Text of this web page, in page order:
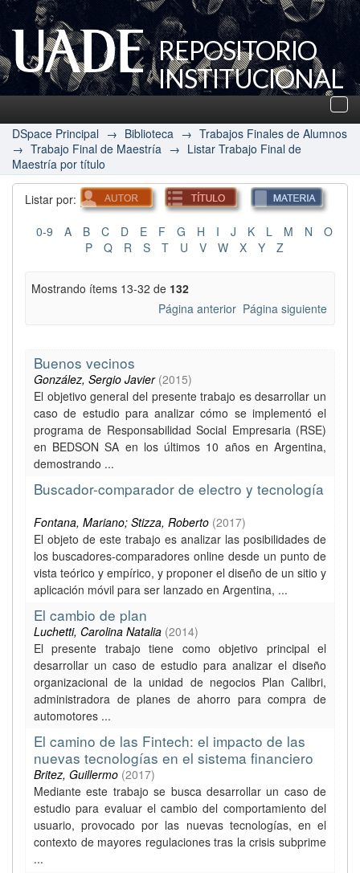
REPOSITORIO
INSTITUCIONAL
UADE
DSpace Principal → Biblioteca → Trabajos Finales de Alumnos
→ Trabajo Final de Maestría → Listar Trabajo Final de
Maestría por título
Listar por:
0-9 A B C D E F G H I J K L M N
O
P
Q R S T U V W X Y Z
Mostrando ítems 13-32 de 132
Página anterior Página siguiente
Buenos vecinos
González, Sergio Javier (2015)
El objetivo general del presente trabajo es desarrollar un
caso de estudio para analizar cómo se implementó el
programa de Responsabilidad Social Empresaria (RSE)
en BEDSON SA en los últimos 10 años en Argentina,
demostrando ...
Buscador-comparador de electro y tecnología
Fontana, Mariano; Stizza, Roberto (2017)
El objeto de este trabajo es analizar las posibilidades de
los buscadores-comparadores online desde un punto de
vista teórico y empírico, y proponer el diseño de un sitio y
aplicación móvil para ser lanzado en Argentina, ...
El cambio de plan
Luchetti, Carolina Natalia (2014)
El presente trabajo tiene como objetivo principal el
desarrollar un caso de estudio para analizar el diseño
organizacional de la unidad de negocios Plan Calibri,
administradora de planes de ahorro para compra de
automotores ...
El camino de las Fintech: el impacto de las
nuevas tecnologías en el sistema financiero
Britez, Guillermo (2017)
Mediante este trabajo se busca desarrollar un caso de
estudio para evaluar el cambio del comportamiento del
usuario, provocado por las nuevas tecnologías, en el
contexto de mayores regulaciones tras la crisis subprime
...